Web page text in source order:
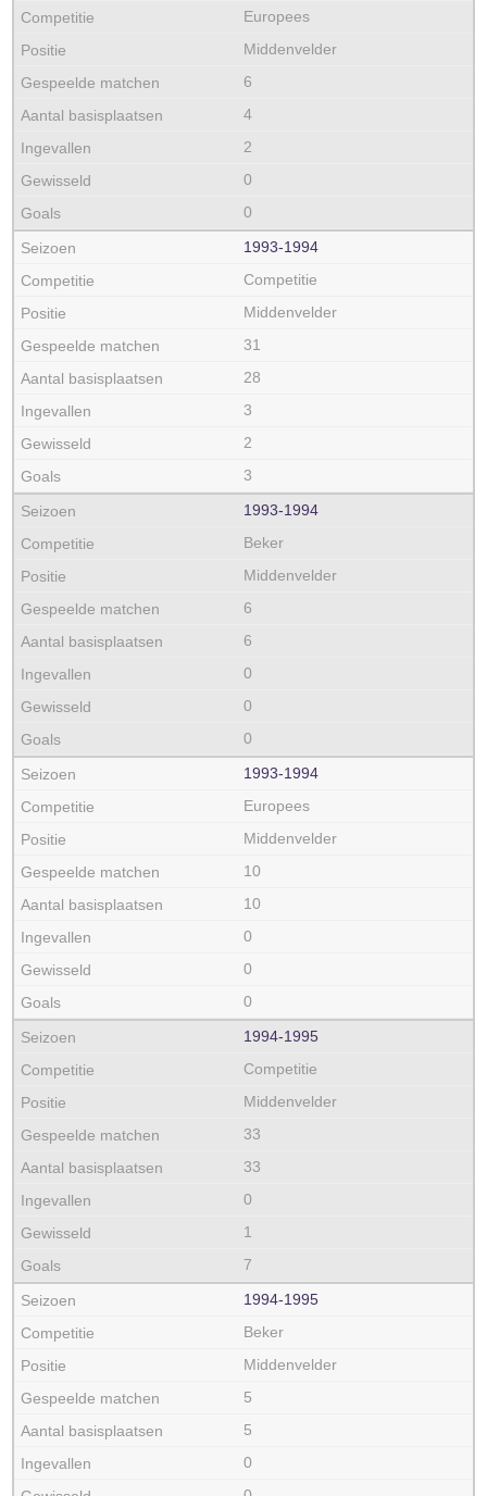
Europees
Middenvelder
6
4
2
0
0
1993‑1994
Competitie
Middenvelder
31
28
3
2
3
1993‑1994
Beker
Middenvelder
6
6
0
0
0
1993‑1994
Europees
Middenvelder
10
10
0
0
0
1994‑1995
Competitie
Middenvelder
33
33
0
1
7
1994‑1995
Beker
Middenvelder
5
5
0